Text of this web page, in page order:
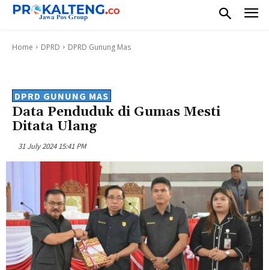
Home DPRD DPRD Gunung Mas
DPRD GUNUNG MAS
Data Penduduk di Gumas Mesti
Ditata Ulang
31 July 2024 15:41 PM